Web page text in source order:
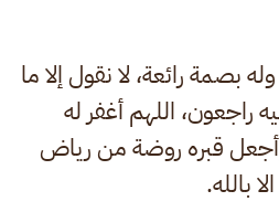
بصمة رائعة، لا نقول إلا ما
راجعون، اللهم أغفر له
قبره روضة من رياض
بالله.